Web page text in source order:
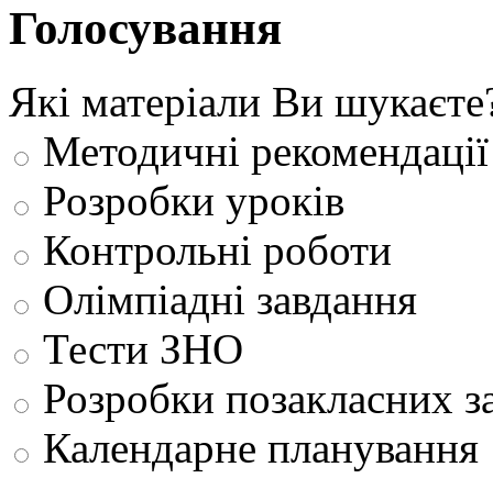
Голосування
Які матеріали Ви
Методичні рекомендації
Розробки уроків
Контрольні роботи
Олімпіадні завдання
Тести ЗНО
Розробки позакласних
Календарне планування